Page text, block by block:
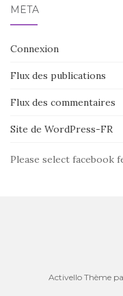
MÉTA
Connexion
Flux des publications
Flux des commentaires
Site de WordPress-FR
Please select facebook
Activello Thème